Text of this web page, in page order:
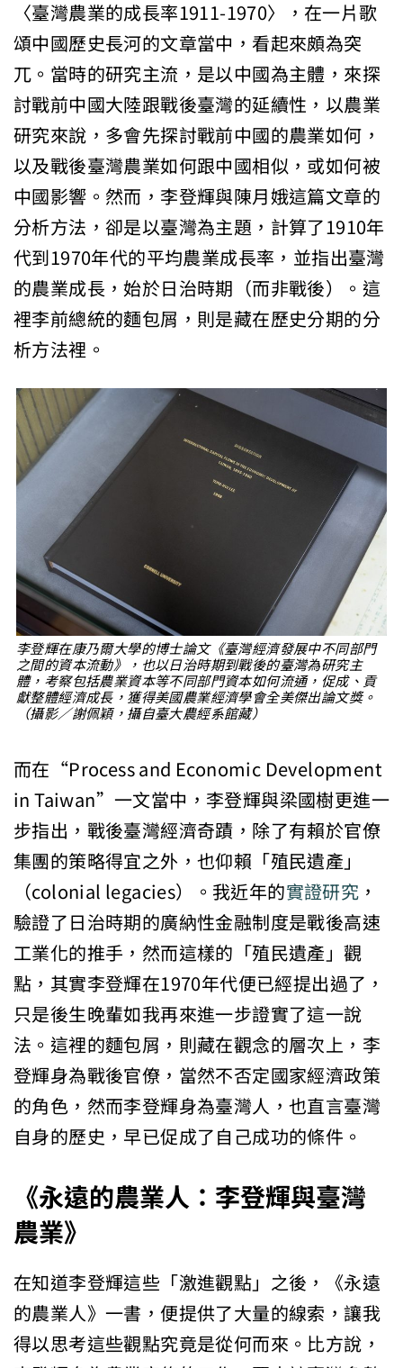
〈臺灣農業的成長率1911-1970〉，在一片歌
頌中國歷史長河的文章當中，看起來頗為突
兀。當時的研究主流，是以中國為主體，來探
討戰前中國大陸跟戰後臺灣的延續性，以農業
研究來說，多會先探討戰前中國的農業如何，
以及戰後臺灣農業如何跟中國相似，或如何被
中國影響。然而，李登輝與陳月娥這篇文章的
分析方法，卻是以臺灣為主題，計算了1910年
代到1970年代的平均農業成長率，並指出臺灣
的農業成長，始於日治時期（而非戰後）。這
裡李前總統的麵包屑，則是藏在歷史分期的分
析方法裡。
李登輝在康乃爾大學的博士論文《臺灣經濟發展中不同部門
之間的資本流動》，也以日治時期到戰後的臺灣為研究主
體，考察包括農業資本等不同部門資本如何流通，促成、貢
獻整體經濟成長，獲得美國農業經濟學會全美傑出論文獎。
（攝影／謝佩穎，攝自臺大農經系館藏）
而在“Process and Economic Development
in Taiwan”一文當中，李登輝與梁國樹更進一
步指出，戰後臺灣經濟奇蹟，除了有賴於官僚
集團的策略得宜之外，也仰賴「殖民遺產」
（colonial legacies）。我近年的實證研究，
驗證了日治時期的廣納性金融制度是戰後高速
工業化的推手，然而這樣的「殖民遺產」觀
點，其實李登輝在1970年代便已經提出過了，
只是後生晚輩如我再來進一步證實了這一說
法。這裡的麵包屑，則藏在觀念的層次上，李
登輝身為戰後官僚，當然不否定國家經濟政策
的角色，然而李登輝身為臺灣人，也直言臺灣
自身的歷史，早已促成了自己成功的條件。
《永遠的農業人：李登輝與臺灣
農業》
在知道李登輝這些「激進觀點」之後，《永遠
的農業人》一書，便提供了大量的線索，讓我
得以思考這些觀點究竟是從何而來。比方說，